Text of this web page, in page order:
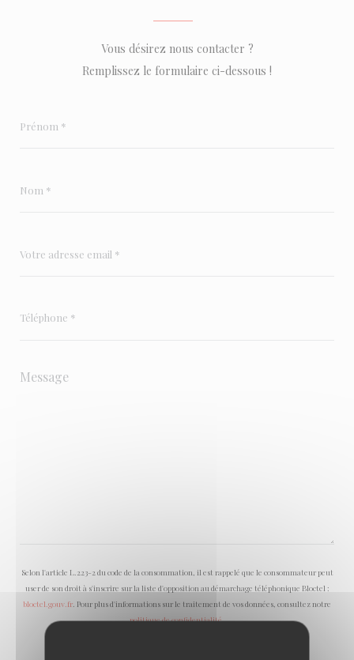
Vous désirez nous contacter ?
Remplissez le formulaire ci-dessous !
Selon l'article L.223-2 du code de la consommation, il est rappelé que le consommateur peut
user de son droit à s'inscrire sur la liste d'opposition au démarchage téléphonique Bloctel :
bloctel.gouv.fr . Pour plus d'informations sur le traitement de vos données, consultez notre
politique de confidentialité.